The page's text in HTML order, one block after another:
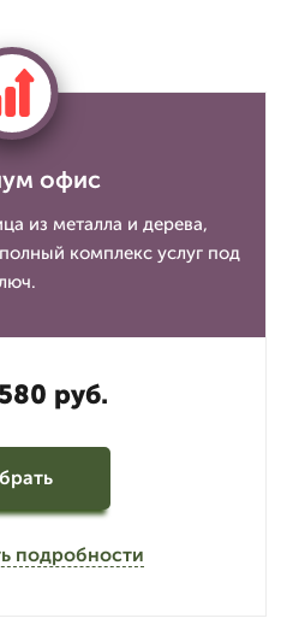
офис
из металла и дерева,
комплекс услуг под
руб.
подробности